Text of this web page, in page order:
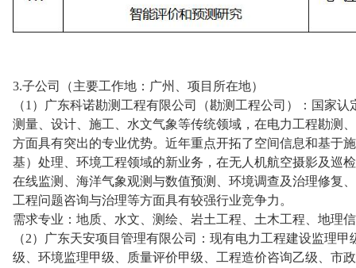
3.子公司（主要工作地：广州、项目所在地）
（1）广东科诺勘测工程有限公司（勘测工程公司）：国家
测量、设计、施工、水文气象等传统领域，在电力工程勘测
方面具有突出的专业优势。近年重点开拓了空间信息和基于
基）处理、环境工程领域的新业务，在无人机航空摄影及巡
在线监测、海洋气象观测与数值预测、环境调查及治理修复
工程问题咨询与治理等方面具有较强行业竞争力。
需求专业：地质、水文、测绘、岩土工程、土木工程、地理
（2）广东天安项目管理有限公司：现有电力工程建设监理
级、环境监理甲级、质量评价甲级、工程造价咨询乙级、市